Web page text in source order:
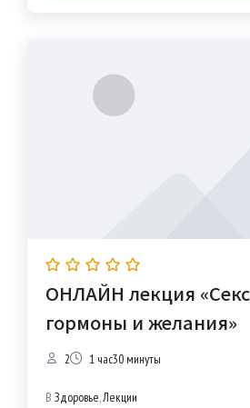
ОНЛАЙН лекция
гормоны и желания»
2 1 час30 минуты
В Здоровье,Лекции